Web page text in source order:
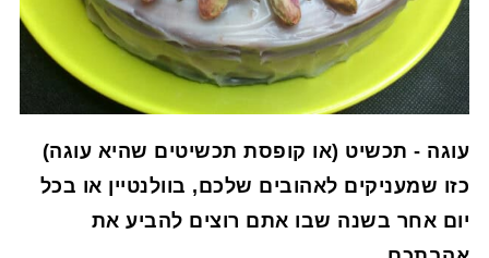
עוגה - תכשיט (או קופסת תכשיטים שהיא עוגה)
כזו שמעניקים לאהובים שלכם, בוולנטיין או בכל
יום אחר בשנה שבו אתם רוצים להביע את